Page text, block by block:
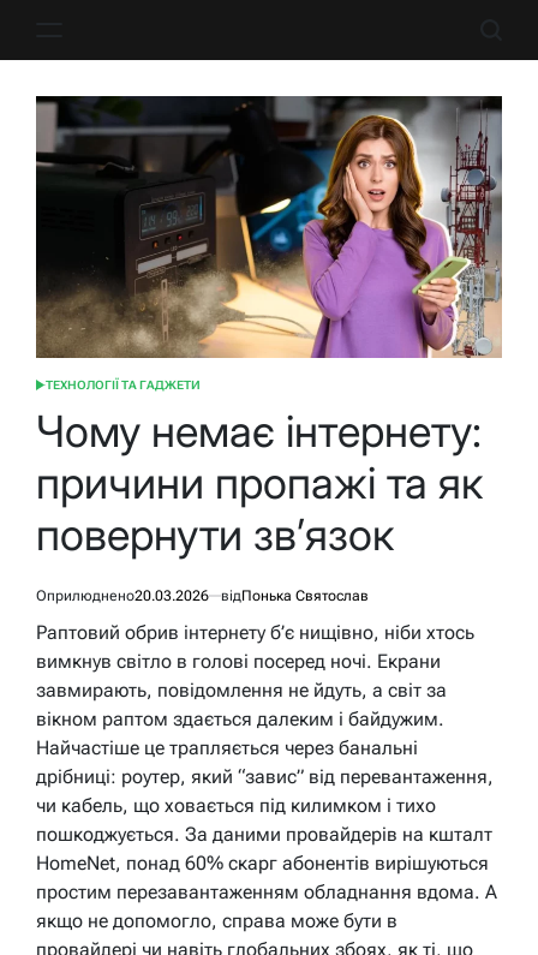
ОПУБЛІКУВАТИ
ТЕХНОЛОГІЇ ТА ГАДЖЕТИ
Чому немає інтернету:
причини пропажі та як
повернути зв’язок
Оприлюднено20.03.2026 відПонька Святослав
Раптовий обрив інтернету б’є нищівно, ніби хтось
вимкнув світло в голові посеред ночі. Екрани
завмирають, повідомлення не йдуть, а світ за
вікном раптом здається далеким і байдужим.
Найчастіше це трапляється через банальні
дрібниці: роутер, який “завис” від перевантаження,
чи кабель, що ховається під килимком і тихо
пошкоджується. За даними провайдерів на кшталт
HomeNet, понад 60% скарг абонентів вирішуються
простим перезавантаженням обладнання вдома. А
якщо не допомогло, справа може бути в
провайдері чи навіть глобальних збоях, як ті, що